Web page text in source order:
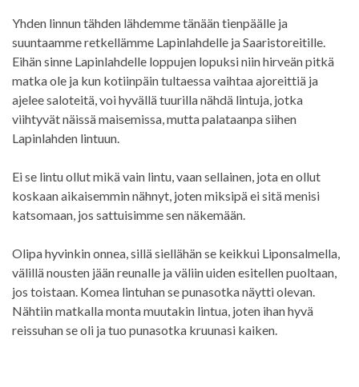
Yhden linnun tähden lähdemme tänään tienpäälle ja
suuntaamme retkellämme Lapinlahdelle ja Saaristoreitille.
Eihän sinne Lapinlahdelle loppujen lopuksi niin hirveän pitkä
matka ole ja kun kotiinpäin tultaessa vaihtaa ajoreittiä ja
ajelee saloteitä, voi hyvällä tuurilla nähdä lintuja, jotka
viihtyvät näissä maisemissa, mutta palataanpa siihen
Lapinlahden lintuun.
Ei se lintu ollut mikä vain lintu, vaan sellainen, jota en ollut
koskaan aikaisemmin nähnyt, joten miksipä ei sitä menisi
katsomaan, jos sattuisimme sen näkemään.
Olipa hyvinkin onnea, sillä siellähän se keikkui Liponsalmella,
välillä nousten jään reunalle ja väliin uiden esitellen puoltaan,
jos toistaan. Komea lintuhan se punasotka näytti olevan.
Nähtiin matkalla monta muutakin lintua, joten ihan hyvä
reissuhan se oli ja tuo punasotka kruunasi kaiken.